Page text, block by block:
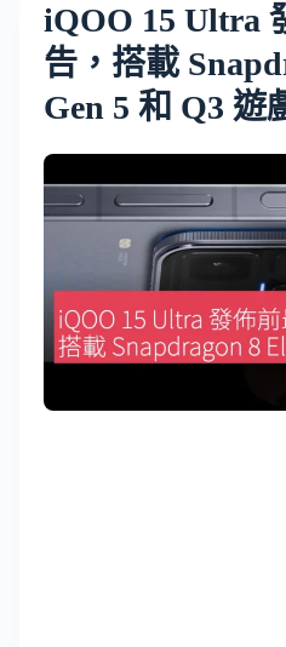
iQOO 15 Ultra
告，搭載
Gen 5 和 Q3 遊